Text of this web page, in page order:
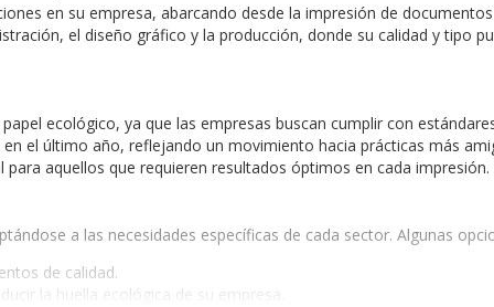
en su empresa, abarcando desde la impresión de
el diseño gráfico y la producción, donde su calidad y tipo
ecológico, ya que las empresas buscan cumplir con
el último año, reflejando un movimiento hacia prácticas más
para aquellos que requieren resultados óptimos en cada impresión.
a las necesidades específicas de cada sector. Algunas
de calidad.
la huella ecológica de su empresa.